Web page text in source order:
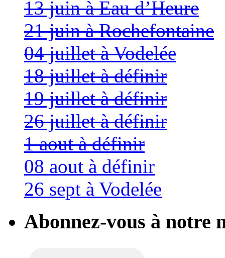
13 juin à Eau d’Heure
21 juin à Rochefontaine
04 juillet à Vodelée
18 juillet à définir
19 juillet à définir
26 juillet à définir
1 aout à définir
08 aout à définir
26 sept à Vodelée
Abonnez-vous à notre